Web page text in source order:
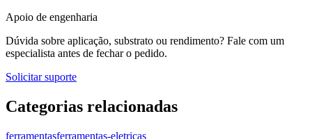
Apoio de engenharia
Dúvida sobre aplicação, substrato ou rendimento? Fale com um
especialista antes de fechar o pedido.
Solicitar suporte
Categorias relacionadas
ferramentasferramentas-eletricas